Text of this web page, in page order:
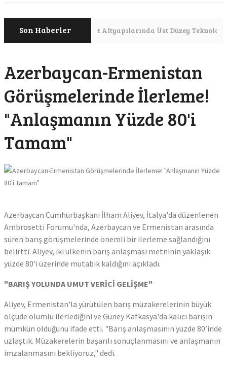
Son HaberlerE-Ticaret Altyapılarında Üst Düzey
Azerbaycan-Ermenistan
Görüşmelerinde İlerleme!
"Anlaşmanın Yüzde 80'i
Tamam"
Azerbaycan Cumhurbaşkanı İlham Aliyev, İtalya'da düzenlenen
Ambrosetti Forumu'nda, Azerbaycan ve Ermenistan arasında
süren barış görüşmelerinde önemli bir ilerleme sağlandığını
belirtti. Aliyev, iki ülkenin barış anlaşması metninin yaklaşık
yüzde 80'i üzerinde mutabık kaldığını açıkladı.
"BARIŞ YOLUNDA UMUT VERİCİ GELİŞME"
Aliyev, Ermenistan'la yürütülen barış müzakerelerinin büyük
ölçüde olumlu ilerlediğini ve Güney Kafkasya'da kalıcı barışın
mümkün olduğunu ifade etti. "Barış anlaşmasının yüzde 80’inde
uzlaştık. Müzakerelerin başarılı sonuçlanmasını ve anlaşmanın
imzalanmasını bekliyoruz," dedi.